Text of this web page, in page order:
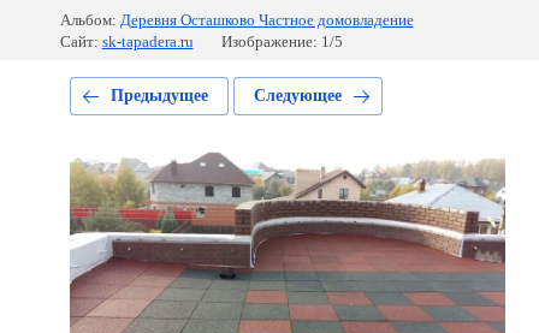
Альбом: Деревня Осташково Частное домовладение
Сайт: sk-tapadera.ru Изображение: 1/5
Предыдущее Следующее